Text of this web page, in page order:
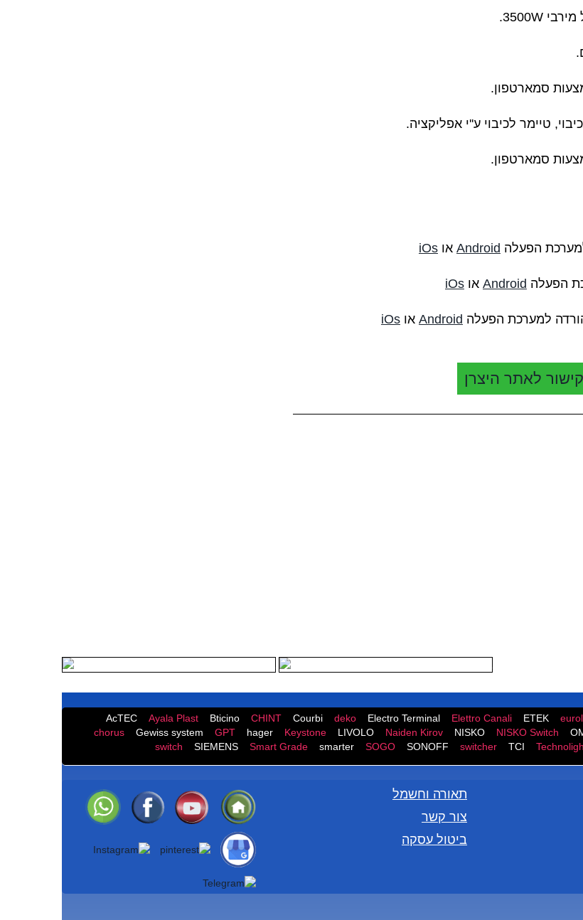
סמארטפון.
טיימר לכיבוי ע''י אפליקציה.
סמארטפון.
Android אוiOs
Android אוiOs
Android אוiOs
קישור לאתר היצרן
AcTEC Ayala Plast Bticino CHINT Courbi deko Electro Terminal Elettro Canali ETEK
chorus
Gewiss system GPT hager Keystone LIVOLO Naiden Kirov NISKO NISKO Switch
switch
SIEMENS Smart Grade smarter SOGO SONOFF switcher TCI
תאורה וחשמל
צור קשר
ביטול עסקה